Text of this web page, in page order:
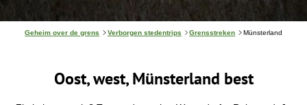
J
Geheim over de grens Verborgen stedentrips Grensstreken Münsterland
Oost, west, Münsterland best